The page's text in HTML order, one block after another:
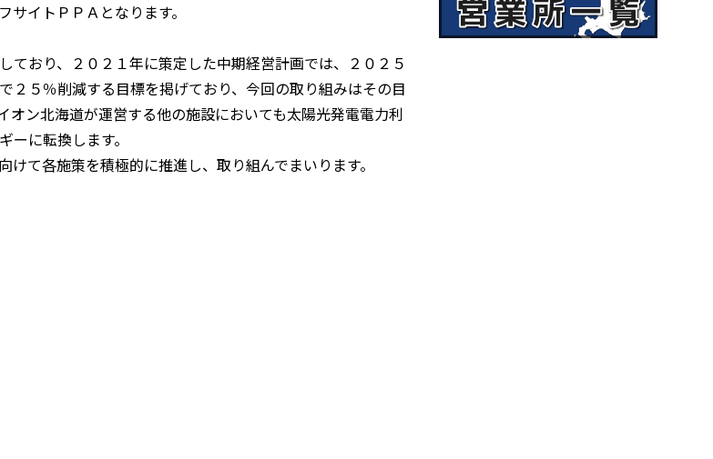
イトＰＰＡとなります。
おり、２０２１年に策定した中期経営計画では、２０２５
５％削減する目標を掲げており、今回の取り組みはその目
ン北海道が運営する他の施設においても太陽光発電電力利
に転換します。
て各施策を積極的に推進し、取り組んでまいります。